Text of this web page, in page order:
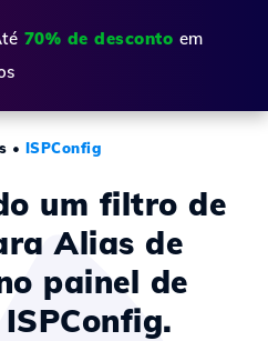
70% de desconto em
• ISPConfig
um filtro de
Alias de
painel de